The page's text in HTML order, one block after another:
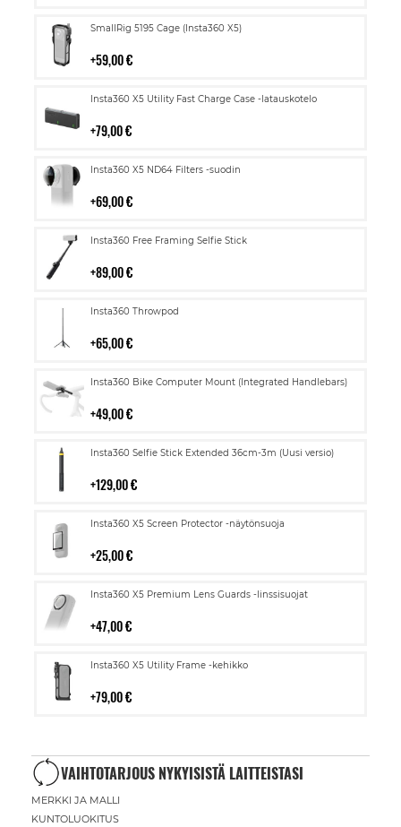
SmallRig 5195 Cage (Insta360 X5)
59,00 €
Lisää
Insta360 X5 Utility Fast Charge Case -latauskotelo
79,00 €
Lisää
Insta360 X5 ND64 Filters -suodin
69,00 €
Lisää
Insta360 Free Framing Selfie Stick
89,00 €
Lisää
Insta360 Throwpod
65,00 €
Lisää
Insta360 Bike Computer Mount (Integrated Handlebars)
49,00 €
Lisää
Insta360 Selfie Stick Extended 36cm-3m (Uusi versio)
129,00 €
Lisää
Insta360 X5 Screen Protector -näytönsuoja
25,00 €
Lisää
Insta360 X5 Premium Lens Guards -linssisuojat
47,00 €
Lisää
Insta360 X5 Utility Frame -kehikko
79,00 €
Lisää
VAIHTOTARJOUS NYKYISISTÄ LAITTEISTASI
MERKKI JA MALLI
KUNTOLUOKITUS